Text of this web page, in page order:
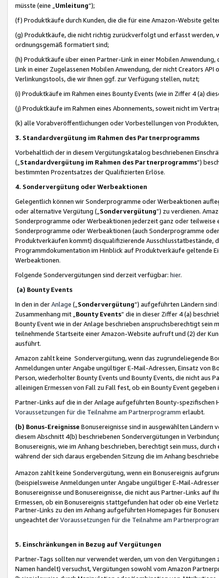
müsste (eine „ Umleitung“);
(f) Produktkäufe durch Kunden, die die für eine Amazon-Website
(g) Produktkäufe, die nicht richtig zurückverfolgt und erfasst werden,
ordnungsgemäß formatiert sind;
(h) Produktkäufe über einen Partner-Link in einer Mobilen
Link in einer Zugelassenen Mobilen Anwendung, der nicht Creators
Verlinkungstools, die wir Ihnen ggf. zur Verfügung stellen, nutzt;
(i) Produktkäufe im Rahmen eines Bounty Events (wie in Ziffer 4 (a)
(j) Produktkäufe im Rahmen eines Abonnements, soweit nicht im
(k) alle Vorabveröffentlichungen oder Vorbestellungen von
3. Standardvergütung im Rahmen des Partnerprogramms
Vorbehaltlich der in diesem Vergütungskatalog beschriebenen
(„ Standardvergütung im Rahmen des Partnerprogramms“)
bestimmten Prozentsatzes der Qualifizierten Erlöse.
4. Sondervergütung oder Werbeaktionen
Gelegentlich können wir Sonderprogramme oder Werbeaktionen
oder alternative Vergütung („ Sondervergütung”) zu verdienen.
Sonderprogramme oder Werbeaktionen jederzeit ganz oder
Sonderprogramme oder Werbeaktionen (auch Sonderprogramme
Produktverkäufen kommt) disqualifizierende Ausschlusstatbestände,
Programmdokumentation im Hinblick auf Produktverkäufe geltende
Werbeaktionen.
Folgende Sondervergütungen sind derzeit verfügbar: hier.
(a) Bounty Events
In den in derAnlage („ Sondervergütung“) aufgeführten Ländern
Zusammenhang mit „ Bounty Events“ die in dieser Ziffer 4 (a)
Bounty Event wie in der Anlage beschrieben anspruchsberechtigt sein
teilnehmende Startseite einer Amazon-Website aufruft und (2) der
ausführt.
Amazon zahlt keine Sondervergütung, wenn das zugrundeliegende
Anmeldungen unter Angabe ungültiger E-Mail-Adressen, Einsatz von
Person, wiederholter Bounty Events und Bounty Events, die nicht
alleinigen Ermessen von Fall zu Fall fest, ob ein Bounty Event
Partner-Links auf die in der Anlage aufgeführten Bounty-spezifischen
Voraussetzungen für die Teilnahme am Partnerprogramm erlaubt.
(b) Bonus-Ereignisse Bonusereignisse sind in ausgewählten Ländern
diesem Abschnitt 4(b) beschriebenen Sondervergütungen in
Bonusereignis, wie im Anhang beschrieben, berechtigt sein muss,
während der sich daraus ergebenden Sitzung die im Anhang
Amazon zahlt keine Sondervergütung, wenn ein Bonusereignis
(beispielsweise Anmeldungen unter Angabe ungültiger E-Mail-
Bonusereignisse und Bonusereignisse, die nicht aus Partner-Links auf
Ermessen, ob ein Bonusereignis stattgefunden hat oder ob eine
Partner-Links zu den im Anhang aufgeführten Homepages für
ungeachtet derVoraussetzungen für die Teilnahme am
5. Einschränkungen in Bezug auf Vergütungen
Partner-Tags sollten nur verwendet werden, um von den
Namen handelt) versuchst, Vergütungen sowohl vom Amazon